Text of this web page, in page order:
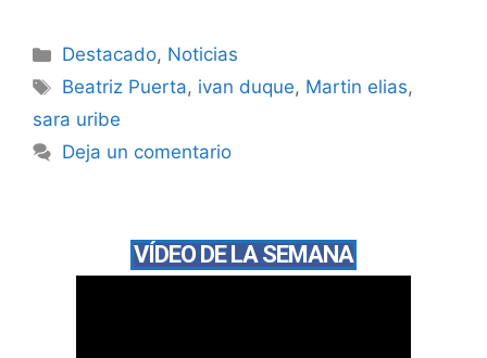
Destacado, Noticias
Beatriz Puerta, ivan duque, Martin elias,
sara uribe
Deja un comentario
VÍDEO DE LA SEMANA